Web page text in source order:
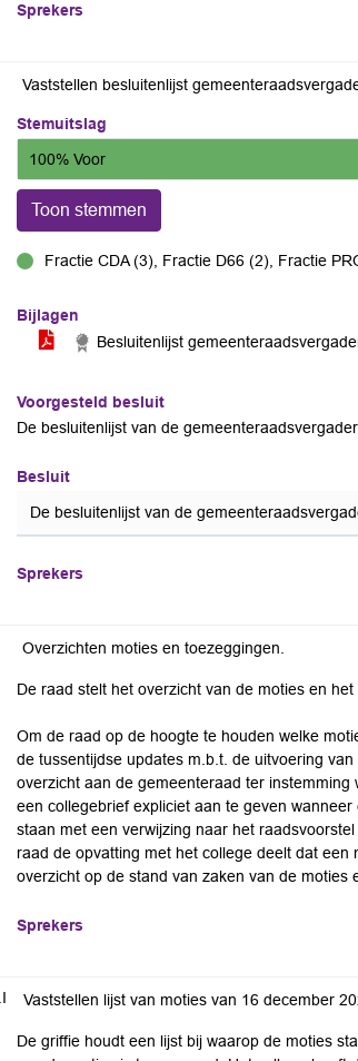
Sprekers
Vaststellen besluitenlijst
Stemuitslag
100% Voor
Toon stemmen
Fractie CDA (3), Fractie D66 (2), Fractie
Bijlagen
Besluitenlijst
Voorgesteld besluit
De besluitenlijst van de
Besluit
De besluitenlijst van de
Sprekers
Overzichten moties en toezeggingen.
De raad stelt het overzicht van de moties en
Om de raad op de hoogte te houden welke
de tussentijdse updates m.b.t. de uitvoering
overzicht aan de gemeenteraad ter
een collegebrief expliciet aan te geven
staan met een verwijzing naar het
raad de opvatting met het college deelt dat
overzicht op de stand van zaken van de moties
Sprekers
Vaststellen lijst van moties van 16 december
De griffie houdt een lijst bij waarop de moties